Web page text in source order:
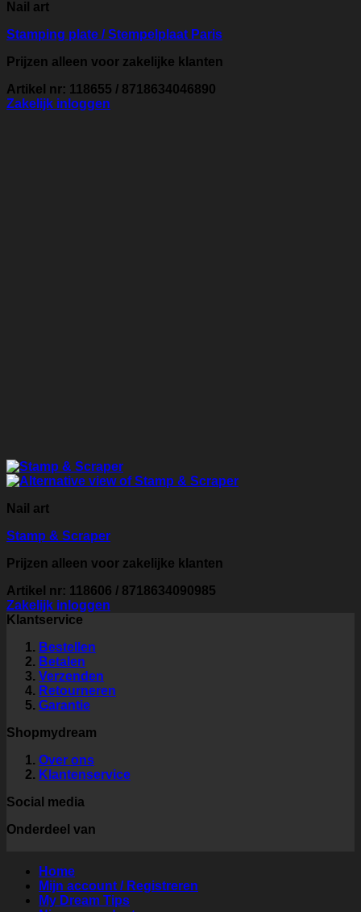
Nail art
Stamping plate / Stempelplaat Paris
Prijzen alleen voor zakelijke klanten
Artikel nr: 118655 / 8718634046890
Zakelijk inloggen
Nail art
Stamp & Scraper
Prijzen alleen voor zakelijke klanten
Artikel nr: 118606 / 8718634090985
Zakelijk inloggen
Klantservice
Bestellen
Betalen
Verzenden
Retourneren
Garantie
Shopmydream
Over ons
Klantenservice
Social media
Onderdeel van
Home
Mijn account / Registreren
My Dream Tips